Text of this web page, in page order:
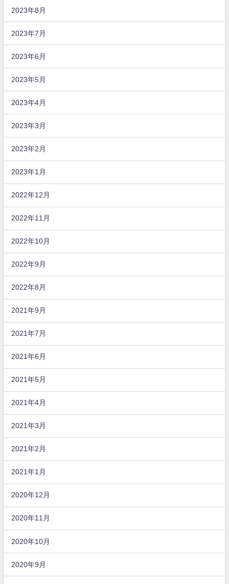
2023年8月
2023年7月
2023年6月
2023年5月
2023年4月
2023年3月
2023年2月
2023年1月
2022年12月
2022年11月
2022年10月
2022年9月
2022年8月
2021年9月
2021年7月
2021年6月
2021年5月
2021年4月
2021年3月
2021年2月
2021年1月
2020年12月
2020年11月
2020年10月
2020年9月